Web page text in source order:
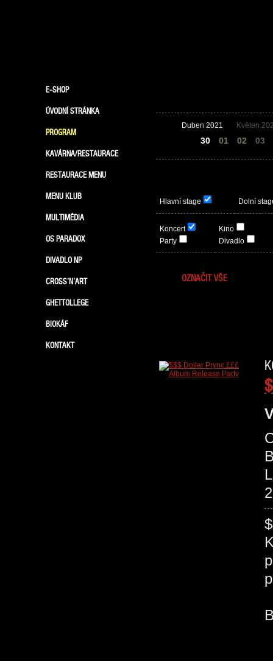
E-SHOP
ÚVODNÍ STRÁNKA
PROGRAM
KAVÁRNA/RESTAURACE
RESTAURACE MENU
MENU KLUB
MULTIMÉDIA
OS PARADOX
DIVADLO NP
CROSS’N’ART
GHETTOLLEGE
BIOKÁF
KONTAKT
Duben 2021
30 01
Květen
02 03
Hlavní stage Dolní
Koncert
Party
Kino
Divadlo
OZNAČIT VŠE